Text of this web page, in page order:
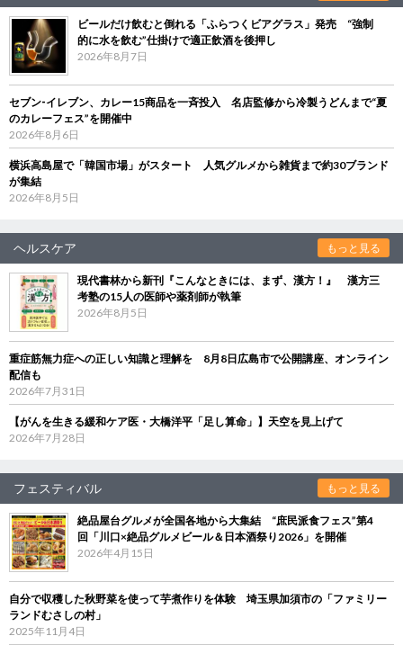
ビールだけ飲むと倒れる「ふらつくビアグラス」発売 “強制
的に水を飲む”仕掛けで適正飲酒を後押し
2026年8月7日
セブン‐イレブン、カレー15商品を一斉投入 名店監修から冷製うどんまで“夏
のカレーフェス”を開催中
2026年8月6日
横浜高島屋で「韓国市場」がスタート 人気グルメから雑貨まで約30ブランド
が集結
2026年8月5日
ヘルスケア もっと見る
現代書林から新刊『こんなときには、まず、漢方！』 漢方三
考塾の15人の医師や薬剤師が執筆
2026年8月5日
重症筋無力症への正しい知識と理解を 8月8日広島市で公開講座、オンライン
配信も
2026年7月31日
【がんを生きる緩和ケア医・大橋洋平「足し算命」】天空を見上げて
2026年7月28日
フェスティバル もっと見る
絶品屋台グルメが全国各地から大集結 “庶民派食フェス”第4
回「川口×絶品グルメビール＆日本酒祭り2026」を開催
2026年4月15日
自分で収穫した秋野菜を使って芋煮作りを体験 埼玉県加須市の「ファミリー
ランドむさしの村」
2025年11月4日